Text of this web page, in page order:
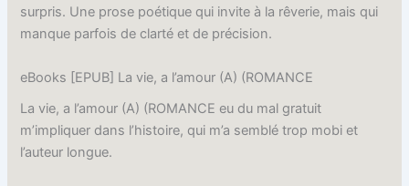
surpris. Une prose poétique qui invite à la rêverie, mais qui
manque parfois de clarté et de précision.
eBooks [EPUB] La vie, a l’amour (A) (ROMANCE
La vie, a l’amour (A) (ROMANCE eu du mal gratuit
m’impliquer dans l’histoire, qui m’a semblé trop mobi et
l’auteur longue.